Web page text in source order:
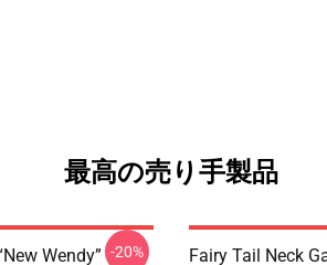
最高の売り手製品
Wendy” -20%
Fairy Tail Neck